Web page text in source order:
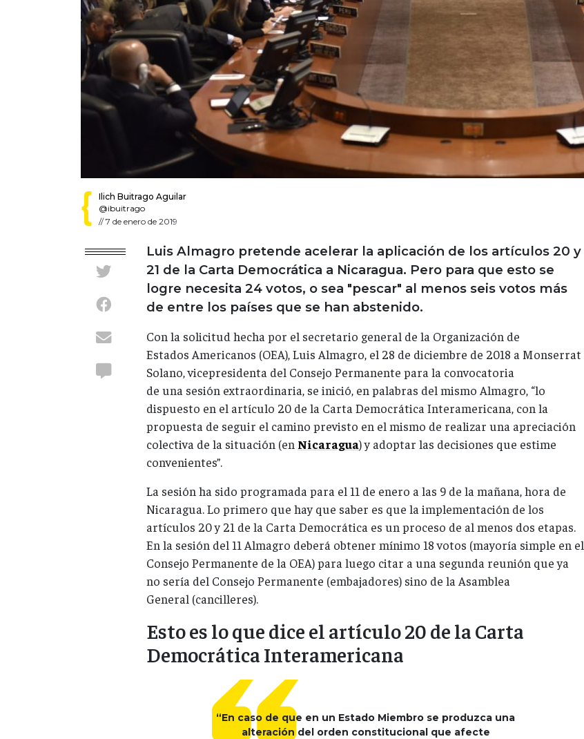
Ilich Buitrago Aguilar
@ibuitrago
//7 de enero de 2019
Luis Almagro pretende acelerar la aplicación de los artículos 20 y
21 de la Carta Democrática a Nicaragua. Pero para que esto se
logre necesita 24 votos, o sea "pescar" al menos seis votos más
de entre los países que se han abstenido.
Con la solicitud hecha por el secretario general de la Organización de
Estados Americanos (OEA), Luis Almagro, el 28 de diciembre de 2018 a Monserrat
Solano, vicepresidenta del Consejo Permanente para la convocatoria
de una sesión extraordinaria, se inició, en palabras del mismo Almagro, “lo
dispuesto en el artículo 20 de la Carta Democrática Interamericana, con la
propuesta de seguir el camino previsto en el mismo de realizar una apreciación
colectiva de la situación (en Nicaragua) y adoptar las decisiones que estime
convenientes”.
La sesión ha sido programada para el 11 de enero a las 9 de la mañana, hora de
Nicaragua. Lo primero que hay que saber es que la implementación de los
artículos 20 y 21 de la Carta Democrática es un proceso de al menos dos etapas.
En la sesión del 11 Almagro deberá obtener mínimo 18 votos (mayoría simple en el
Consejo Permanente de la OEA) para luego citar a una segunda reunión que ya
no sería del Consejo Permanente (embajadores) sino de la Asamblea
General (cancilleres).
Esto es lo que dice el artículo 20 de la Carta
Democrática Interamericana
“En caso de que en un Estado Miembro se produzca una
alteración del orden constitucional que afecte